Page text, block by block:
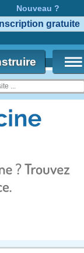
Nouveau ?